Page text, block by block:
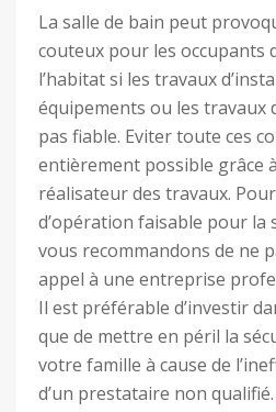
La salle de bain peut
couteux pour les occupants
l’habitat si les travaux
équipements ou les travaux
pas fiable. Eviter toute ces
entièrement possible grâce
réalisateur des travaux.
d’opération faisable pour la
vous recommandons de ne
appel à une entreprise
Il est préférable d’investir
que de mettre en péril la
votre famille à cause de
d’un prestataire non qualifié.